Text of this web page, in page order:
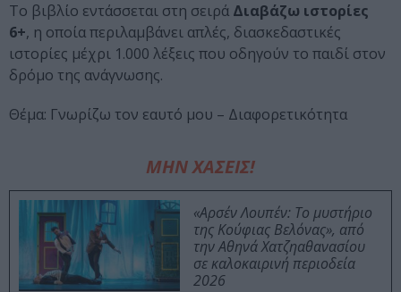
Το βιβλίο εντάσσεται στη σειρά Διαβάζω ιστορίες
6+, η οποία περιλαμβάνει απλές, διασκεδαστικές
ιστορίες μέχρι 1.000 λέξεις που οδηγούν το παιδί στον
δρόμο της ανάγνωσης.
Θέμα: Γνωρίζω τον εαυτό μου – Διαφορετικότητα
ΜΗΝ ΧΑΣΕΙΣ!
«Αρσέν Λουπέν: Το μυστήριο
της Κούφιας Βελόνας», από
την Αθηνά Χατζηαθανασίου
σε καλοκαιρινή περιοδεία
2026